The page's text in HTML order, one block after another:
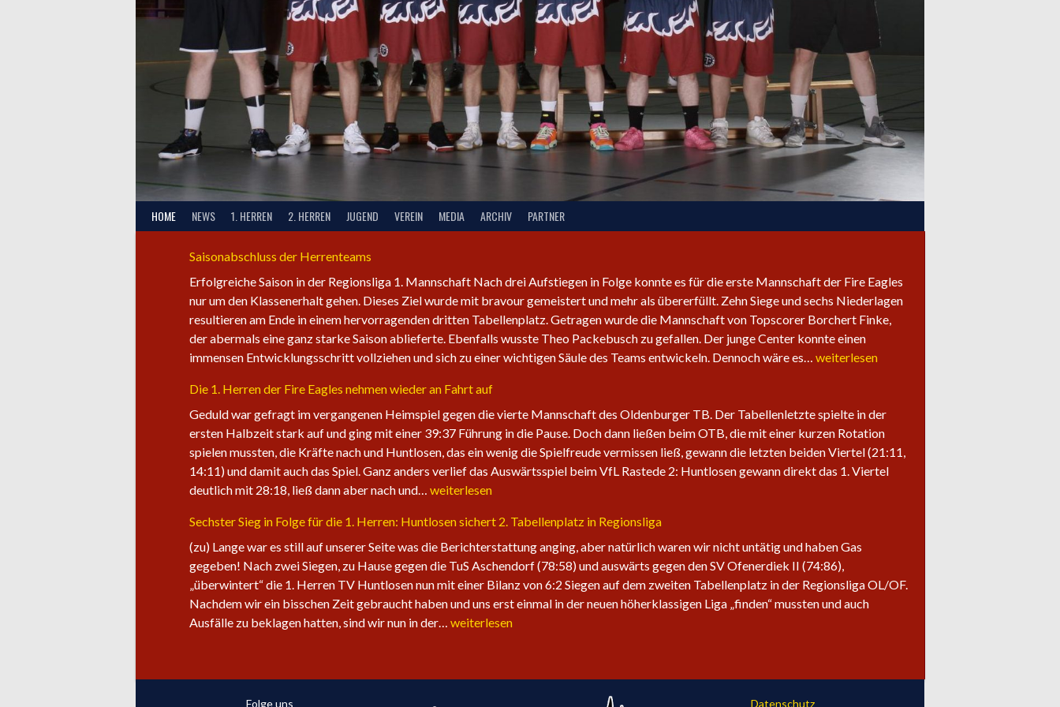
HOME NEWS 1. HERREN 2. HERREN JUGEND VEREIN MEDIA ARCHIV PARTNER
Saisonabschluss der Herrenteams
Erfolgreiche Saison in der Regionsliga 1. Mannschaft Nach drei Aufstiegen in Folge konnte es für die erste Mannschaft der Fire Eagles
nur um den Klassenerhalt gehen. Dieses Ziel wurde mit bravour gemeistert und mehr als übererfüllt. Zehn Siege und sechs Niederlagen
resultieren am Ende in einem hervorragenden dritten Tabellenplatz. Getragen wurde die Mannschaft von Topscorer Borchert Finke,
der abermals eine ganz starke Saison ablieferte. Ebenfalls wusste Theo Packebusch zu gefallen. Der junge Center konnte einen
immensen Entwicklungsschritt vollziehen und sich zu einer wichtigen Säule des Teams entwickeln. Dennoch wäre es… Saisonabschluss
weiterlesen
Die 1. Herren der Fire Eagles nehmen wieder an Fahrt auf
Geduld war gefragt im vergangenen Heimspiel gegen die vierte Mannschaft des Oldenburger TB. Der Tabellenletzte spielte in der
ersten Halbzeit stark auf und ging mit einer 39:37 Führung in die Pause. Doch dann ließen beim OTB, die mit einer kurzen Rotation
spielen mussten, die Kräfte nach und Huntlosen, das ein wenig die Spielfreude vermissen ließ, gewann die letzten beiden Viertel (21:11,
14:11) und damit auch das Spiel. Ganz anders verlief das Auswärtsspiel beim VfL Rastede 2: Huntlosen gewann direkt das 1. Viertel
deutlich mit 28:18, ließ dann aber nach und… Die
Herren
der
Fire
Eagles
nehmen
wieder
auf
weiterlesen
Sechster Sieg in Folge für die 1. Herren: Huntlosen sichert 2. Tabellenplatz in Regionsliga
(zu) Lange war es still auf unserer Seite was die Berichterstattung anging, aber natürlich waren wir nicht untätig und haben Gas
gegeben! Nach zwei Siegen, zu Hause gegen die TuS Aschendorf (78:58) und auswärts gegen den SV Ofenerdiek II (74:86),
„überwintert“ die 1. Herren TV Huntlosen nun mit einer Bilanz von 6:2 Siegen auf dem zweiten Tabellenplatz in der Regionsliga OL/OF.
Nachdem wir ein bisschen Zeit gebraucht haben und uns erst einmal in der neuen höherklassigen Liga „finden“ mussten und auch
Ausfälle zu beklagen hatten, sind wir nun in der… Sechster
Folge
weiterlesen
Folge uns Datenschutz